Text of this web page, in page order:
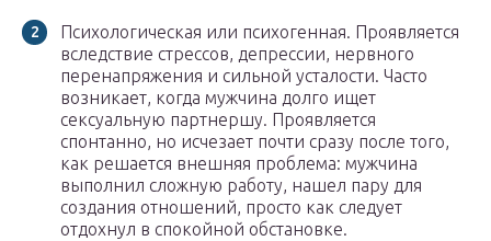
Психологическая или психогенная. Проявляется
вследствие стрессов, депрессии, нервного
перенапряжения и сильной усталости. Часто
возникает, когда мужчина долго ищет
сексуальную партнершу. Проявляется
спонтанно, но исчезает почти сразу после того,
как решается внешняя проблема: мужчина
выполнил сложную работу, нашел пару для
создания отношений, просто как следует
отдохнул в спокойной обстановке.